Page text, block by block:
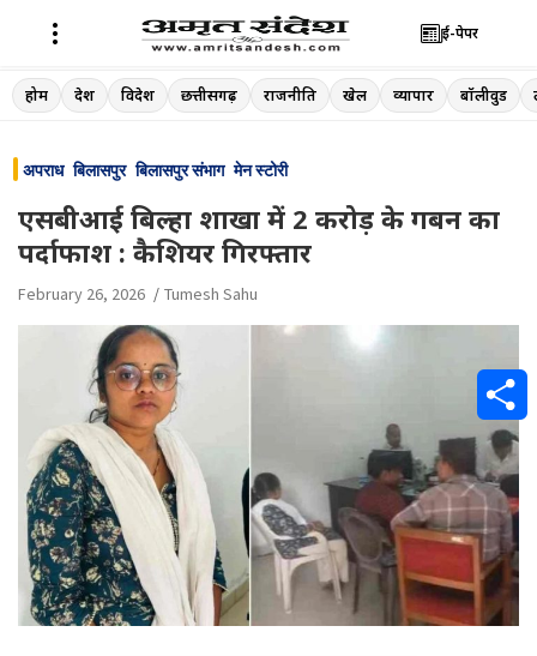
Skip
to
ई-पेपर
होम देश विदेश छत्तीसगढ़ राजनीति खेल व्यापार बॉलीवुड
अपराध बिलासपुर बिलासपुर संभाग मेन स्टोरी
एसबीआई बिल्हा शाखा में 2 करोड़ के गबन का
पर्दाफाश : कैशियर गिरफ्तार
February 26, 2026 Tumesh Sahu
S
h
a